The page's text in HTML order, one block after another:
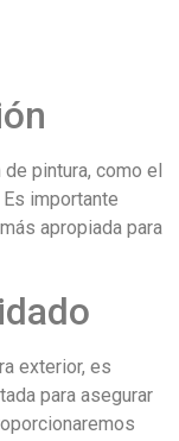
pintura, como el
importante
apropiada para
exterior, es
para asegurar